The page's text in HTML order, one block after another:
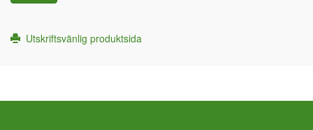
Utskriftsvänlig produktsida